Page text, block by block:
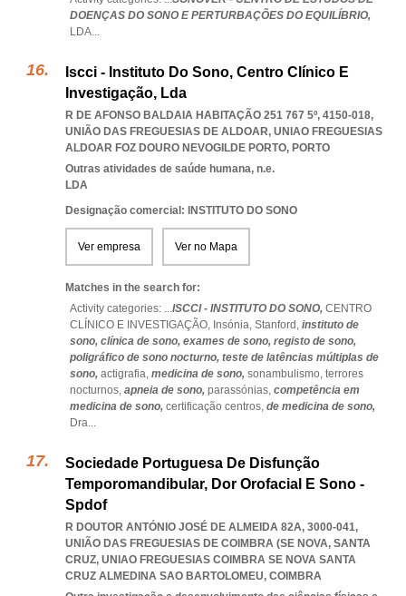
DOENÇAS DO SONO E PERTURBAÇÕES DO EQUILÍBRIO,
LDA...
Iscci - Instituto Do Sono, Centro Clínico E
Investigação, Lda
R DE AFONSO BALDAIA HABITAÇÃO 251 767 5º, 4150-018,
UNIÃO DAS FREGUESIAS DE ALDOAR, UNIAO FREGUESIAS
ALDOAR FOZ DOURO NEVOGILDE PORTO, PORTO
Outras atividades de saúde humana, n.e.
LDA
Designação comercial: INSTITUTO DO SONO
Ver empresa Ver no Mapa
Matches in the search for:
Activity categories: ...ISCCI - INSTITUTO DO SONO, CENTRO
CLÍNICO E INVESTIGAÇÃO, Insónia, Stanford, instituto de
sono, clínica de sono, exames de sono, registo de sono,
poligráfico de sono nocturno, teste de latências múltiplas de
sono, actigrafia, medicina de sono, sonambulismo, terrores
nocturnos, apneia de sono, parassónias, competência em
medicina de sono, certificação centros, de medicina de sono,
Dra...
Sociedade Portuguesa De Disfunção
Temporomandibular, Dor Orofacial E Sono -
Spdof
R DOUTOR ANTÓNIO JOSÉ DE ALMEIDA 82A, 3000-041,
UNIÃO DAS FREGUESIAS DE COIMBRA (SE NOVA, SANTA
CRUZ, UNIAO FREGUESIAS COIMBRA SE NOVA SANTA
CRUZ ALMEDINA SAO BARTOLOMEU, COIMBRA